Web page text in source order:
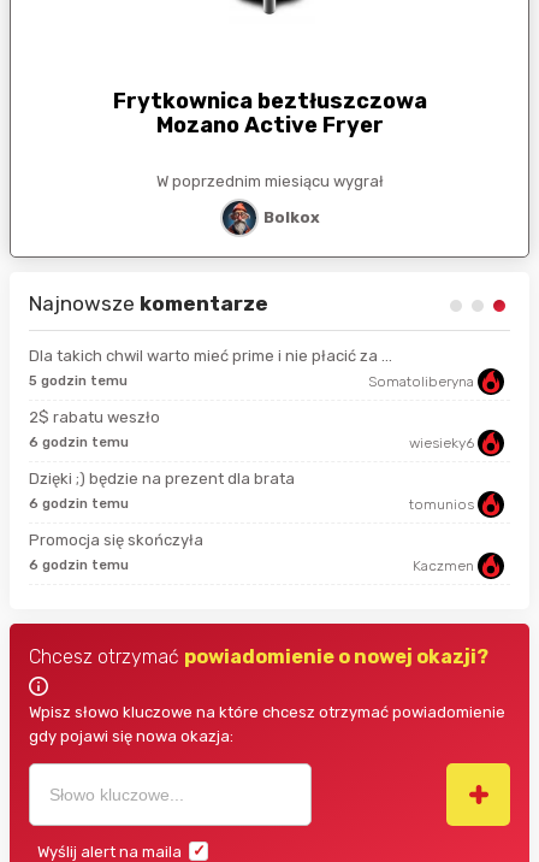
Frytkownica beztłuszczowa
Mozano Active Fryer
W poprzednim miesiącu wygrał
Bolkox
Najnowsze komentarze
Dla takich chwil warto mieć prime i nie płacić za ...
5 godzin temu Somatoliberyna
2$ rabatu weszło
6 godzin temu wiesieky6
Dzięki ;) będzie na prezent dla brata
6 godzin temu tomunios
Promocja się skończyła
6 godzin temu Kaczmen
Chcesz otrzymać powiadomienie o nowej okazji?
Wpisz słowo kluczowe na które chcesz otrzymać powiadomienie
gdy pojawi się nowa okazja:
Wyślij alert na maila